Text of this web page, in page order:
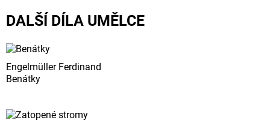
DALŠÍ DÍLA UMĚLCE
Engelmüller Ferdinand
Benátky